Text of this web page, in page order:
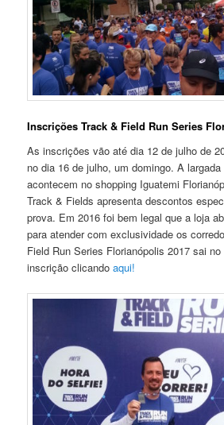
Inscrições Track & Field Run Series
As inscrições vão até dia 12 de julho de
no dia 16 de julho, um domingo. A
acontecem no shopping Iguatemi
Track & Fields apresenta descontos
prova. Em 2016 foi bem legal que a loja
para atender com exclusividade os
Field Run Series Florianópolis 2017 sai
inscrição clicandoaqui!